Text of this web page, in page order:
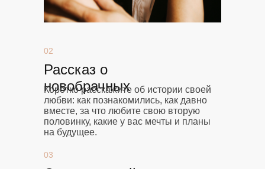
Рассказ о
новобрачных
Коротко расскажите об истории своей
любви: как познакомились, как давно
вместе, за что любите свою вторую
половинку, какие у вас мечты и планы
на будущее.
02
03